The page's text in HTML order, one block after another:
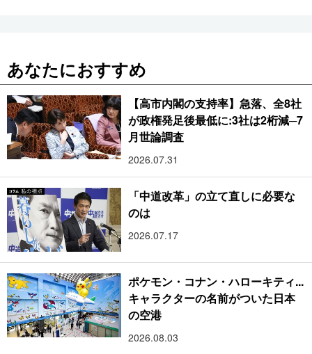
あなたにおすすめ
【高市内閣の支持率】急落、全8社
が政権発足後最低に:3社は2桁減─7
月世論調査
2026.07.31
「中道改革」の立て直しに必要な
のは
2026.07.17
ポケモン・コナン・ハローキティ...
キャラクターの名前がついた日本
の空港
2026.08.03